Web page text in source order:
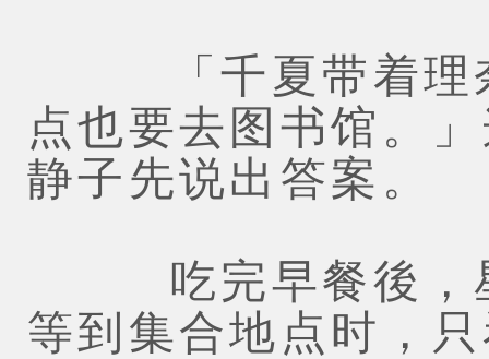
「千夏带着理奈
点也要去图书馆。
静子先说出答案。
吃完早餐後，星
等到集合地点时，